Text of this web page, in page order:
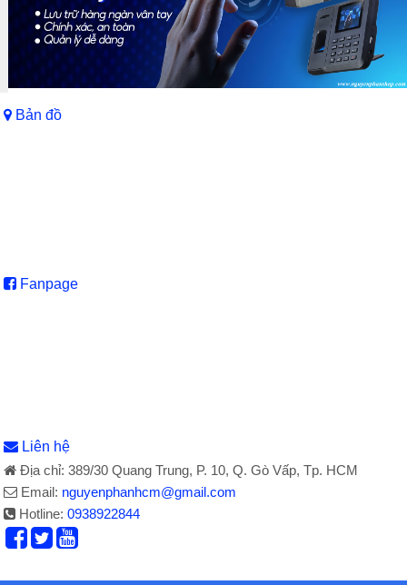
Bản đồ
Fanpage
Liên hệ
Địa chỉ: 389/30 Quang Trung, P. 10, Q. Gò Vấp, Tp. HCM
Email: nguyenphanhcm@gmail.com
Hotline:0938922844